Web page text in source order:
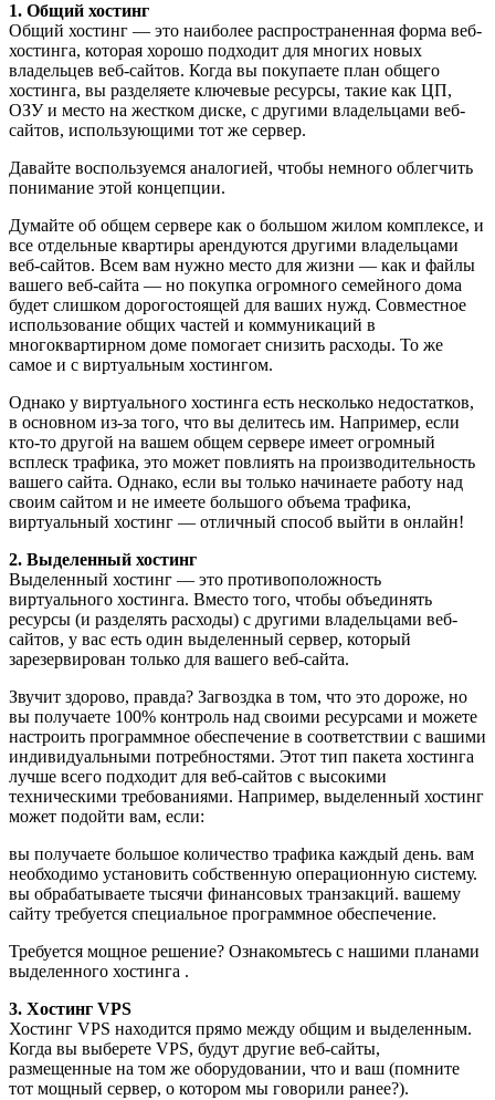
1. Общий хостинг
Общий хостинг — это наиболее распространенная форма веб-
хостинга, которая хорошо подходит для многих новых
владельцев веб-сайтов. Когда вы покупаете план общего
хостинга, вы разделяете ключевые ресурсы, такие как ЦП,
ОЗУ и место на жестком диске, с другими владельцами веб-
сайтов, использующими тот же сервер.
Давайте воспользуемся аналогией, чтобы немного облегчить
понимание этой концепции.
Думайте об общем сервере как о большом жилом комплексе, и
все отдельные квартиры арендуются другими владельцами
веб-сайтов. Всем вам нужно место для жизни — как и файлы
вашего веб-сайта — но покупка огромного семейного дома
будет слишком дорогостоящей для ваших нужд. Совместное
использование общих частей и коммуникаций в
многоквартирном доме помогает снизить расходы. То же
самое и с виртуальным хостингом.
Однако у виртуального хостинга есть несколько недостатков,
в основном из-за того, что вы делитесь им. Например, если
кто-то другой на вашем общем сервере имеет огромный
всплеск трафика, это может повлиять на производительность
вашего сайта. Однако, если вы только начинаете работу над
своим сайтом и не имеете большого объема трафика,
виртуальный хостинг — отличный способ выйти в онлайн!
2. Выделенный хостинг
Выделенный хостинг — это противоположность
виртуального хостинга. Вместо того, чтобы объединять
ресурсы (и разделять расходы) с другими владельцами веб-
сайтов, у вас есть один выделенный сервер, который
зарезервирован только для вашего веб-сайта.
Звучит здорово, правда? Загвоздка в том, что это дороже, но
вы получаете 100% контроль над своими ресурсами и можете
настроить программное обеспечение в соответствии с вашими
индивидуальными потребностями. Этот тип пакета хостинга
лучше всего подходит для веб-сайтов с высокими
техническими требованиями. Например, выделенный хостинг
может подойти вам, если:
вы получаете большое количество трафика каждый день. вам
необходимо установить собственную операционную систему.
вы обрабатываете тысячи финансовых транзакций. вашему
сайту требуется специальное программное обеспечение.
Требуется мощное решение? Ознакомьтесь с нашими планами
выделенного хостинга .
3. Хостинг VPS
Хостинг VPS находится прямо между общим и выделенным.
Когда вы выберете VPS, будут другие веб-сайты,
размещенные на том же оборудовании, что и ваш (помните
тот мощный сервер, о котором мы говорили ранее?).